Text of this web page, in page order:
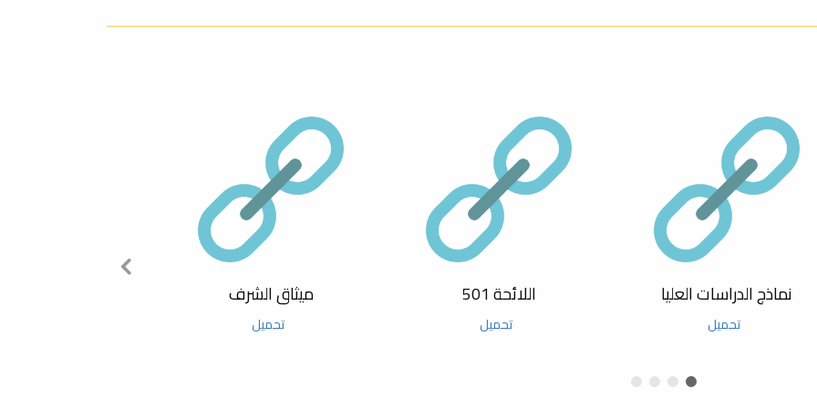
الأخضر للجسيمات النانوية
2025م
الأساسية والتطبيقية
العلمي في العلوم التطبيقية
02 November حتى 03 November
المؤتمر السنوي السادس حول نظريات وتطبيقات
العلوم الأساسية والحيوية
يوم البحث العلمي الأول لكلية العلوم
محاضرة علمية بعنوان استعمال Endnote لتنظيم
الفهارس والمراجع في كتابة البحوث
نماذج الدراسات العليا
تحميل
اللائحة 501
تحميل
ميثاق الشرف
تحميل